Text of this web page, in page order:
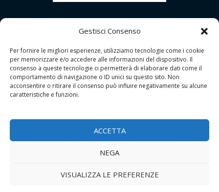
Gestisci Consenso
Per fornire le migliori esperienze, utilizziamo tecnologie come i cookie
per memorizzare e/o accedere alle informazioni del dispositivo. Il
consenso a queste tecnologie ci permetterà di elaborare dati come il
comportamento di navigazione o ID unici su questo sito. Non
acconsentire o ritirare il consenso può influire negativamente su alcune
caratteristiche e funzioni.
ACCETTA
NEGA
VISUALIZZA LE PREFERENZE
P.I.: 01556690533
Privacy Policy| Cookie Policy